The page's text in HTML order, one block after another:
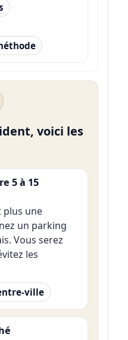
voici les
5 à 15
plus une
un parking
Vous serez
les
ville